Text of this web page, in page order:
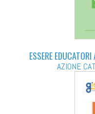
ESSERE
AZIONE